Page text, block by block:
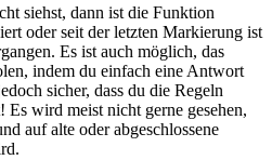
siehst, dann ist die Funktion
oder seit der letzten Markierung ist
Es ist auch möglich, das
indem du einfach eine Antwort
sicher, dass du die Regeln
Es wird meist nicht gerne gesehen,
auf alte oder abgeschlossene